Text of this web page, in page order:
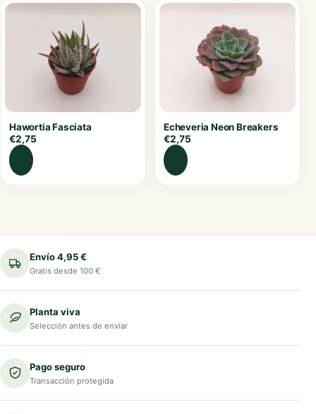
Hawortia Fasciata
€2,75
Echeveria Neon Breakers
€2,75
Envío 4,95 €
Gratis desde 100 €
Planta viva
Selección antes de enviar
Pago seguro
Transacción protegida